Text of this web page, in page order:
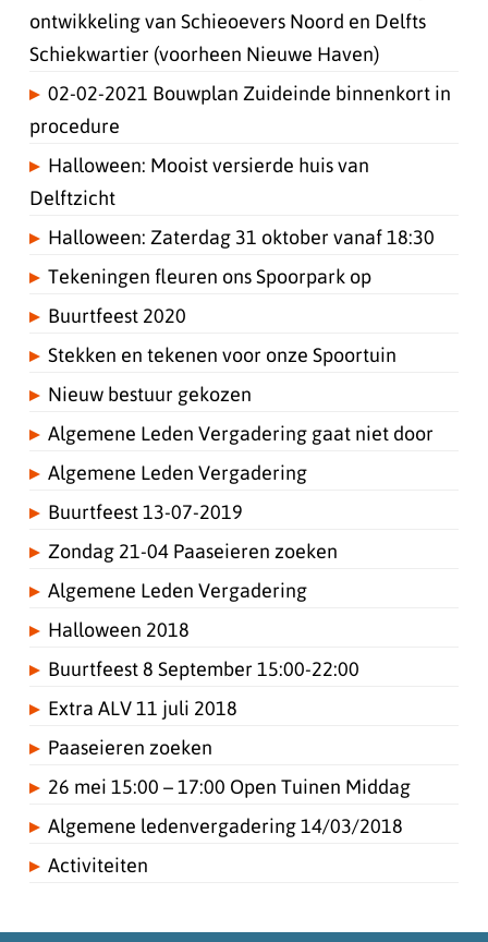
ontwikkeling van Schieoevers Noord en Delfts
Schiekwartier (voorheen Nieuwe Haven)
02-02-2021 Bouwplan Zuideinde binnenkort in
procedure
Halloween: Mooist versierde huis van
Delftzicht
Halloween: Zaterdag 31 oktober vanaf 18:30
Tekeningen fleuren ons Spoorpark op
Buurtfeest 2020
Stekken en tekenen voor onze Spoortuin
Nieuw bestuur gekozen
Algemene Leden Vergadering gaat niet door
Algemene Leden Vergadering
Buurtfeest 13-07-2019
Zondag 21-04 Paaseieren zoeken
Algemene Leden Vergadering
Halloween 2018
Buurtfeest 8 September 15:00-22:00
Extra ALV 11 juli 2018
Paaseieren zoeken
26 mei 15:00 – 17:00 Open Tuinen Middag
Algemene ledenvergadering 14/03/2018
Activiteiten